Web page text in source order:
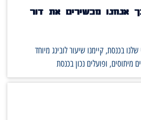
אנחנו מכשירים את דור
בכנסת, קיימנו שיעור לובינג מיוחד
מיתוסים, ופועלים נכון בכנסת